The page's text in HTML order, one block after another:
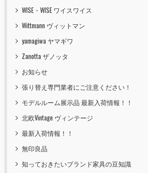
WISE・WISE ワイスワイス
Wittmann ヴィットマン
yamagiwa ヤマギワ
Zanotta ザノッタ
お知らせ
張り替え専門業者にご注意ください！
モデルルーム展示品 最新入荷情報！！
北欧Vintage ヴィンテージ
最新入荷情報！！
無印良品
知っておきたいブランド家具の豆知識